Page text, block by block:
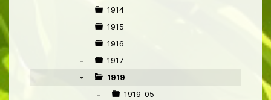
1914
1915
1916
1917
1919
1919-05